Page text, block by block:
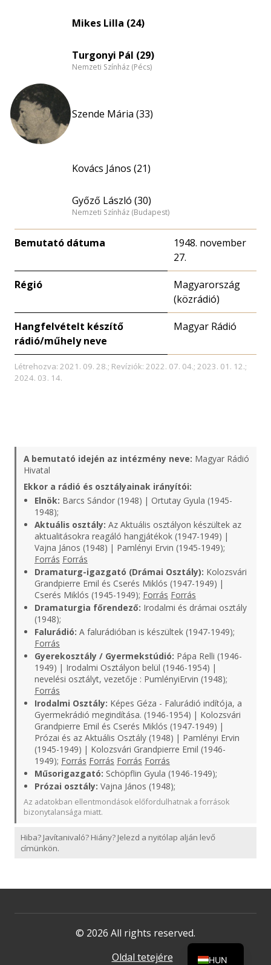
Mikes Lilla (24)
Turgonyi Pál (29)
Nemzeti Színház (Pécs)
Szende Mária (33)
Kovács János (21)
Győző László (30)
Nemzeti Színház (Budapest)
Bemutató dátuma
1948. november
27.
Régió
Magyarország
(közrádió)
Hangfelvételt készítő
rádió/műhely neve
Magyar Rádió
Létrehozva: 2021. 09. 28.; Revíziók: 2022. 07. 04.; 2023. 01. 12.;
2024. 03. 14.
A bemutató idején az intézmény neve: Magyar Rádió
Hivatal
Ekkor a rádió és osztályainak irányítói:
Elnök: Barcs Sándor (1948) | Ortutay Gyula (1945-
1948);
Aktuális osztály: Az Aktuális osztályon készültek az
aktualitásokra reagáló hangjátékok (1947-1949) |
Vajna János (1948) | Pamlényi Ervin (1945-1949);
Forrás Forrás
Dramaturg-igazgató (Drámai Osztály): Kolozsvári
Grandpierre Emil és Cserés Miklós (1947-1949) |
Cserés Miklós (1945-1949); Forrás Forrás
Dramaturgia főrendező: Irodalmi és drámai osztály
(1948);
Falurádió: A falurádióban is készültek (1947-1949);
Forrás
Gyerekosztály / Gyermekstúdió: Pápa Relli (1946-
1949) | Irodalmi Osztályon belül (1946-1954) |
nevelési osztályt, vezetője : PumlényiErvin (1948);
Forrás
Irodalmi Osztály: Képes Géza - Falurádió indítója, a
Gyermekrádió megindítása. (1946-1954) | Kolozsvári
Grandpierre Emil és Cserés Miklós (1947-1949) |
Prózai és az Aktuális Osztály (1948) | Pamlényi Ervin
(1945-1949) | Kolozsvári Grandpierre Emil (1946-
1949); Forrás Forrás Forrás Forrás
Műsorigazgató: Schöpflin Gyula (1946-1949);
Prózai osztály: Vajna János (1948);
Az adatokban ellentmondások előfordulhatnak a források
bizonytalansága miatt.
Hiba? Javítanivaló? Hiány? Jelezd a nyitólap alján levő
címünkön.
© 2026 All rights reserved.
Oldal tetejére
HUN